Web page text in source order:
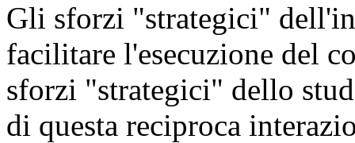
Gli sforzi "strategici"
facilitare l'esecuzione del
sforzi "strategici" dello
di questa reciproca